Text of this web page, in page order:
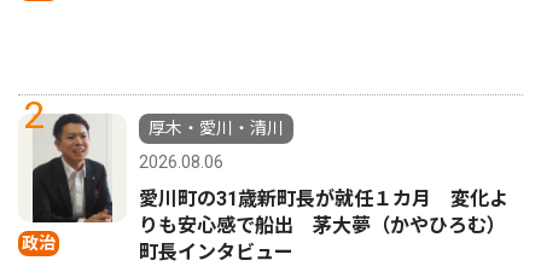
2
政治
厚木・愛川・清川
2026.08.06
愛川町の31歳新町長が就任１カ月 変化よ
りも安心感で船出 茅大夢（かやひろむ）
町長インタビュー